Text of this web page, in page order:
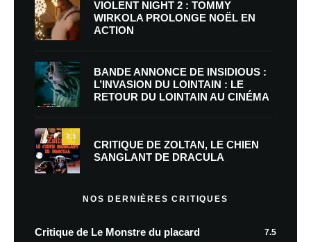
VIOLENT NIGHT 2 : TOMMY
WIRKOLA PROLONGE NOËL EN
ACTION
BANDE ANNONCE DE INSIDIOUS :
L’INVASION DU LOINTAIN : LE
RETOUR DU LOINTAIN AU CINÉMA
7.5
CRITIQUE DE ZOLTAN, LE CHIEN
SANGLANT DE DRACULA
NOS DERNIÈRES CRITIQUES
Critique de Le Monstre du placard 7.5